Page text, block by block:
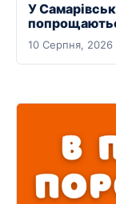
У
10 Серпня, 2026